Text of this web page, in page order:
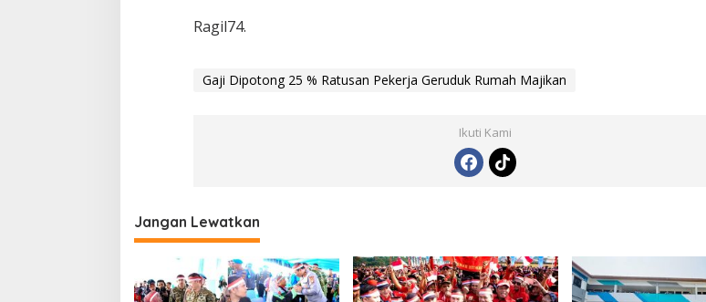
Ragil74.
Gaji Dipotong 25 % Ratusan Pekerja Geruduk Rumah Majikan
Ikuti Kami
Jangan Lewatkan